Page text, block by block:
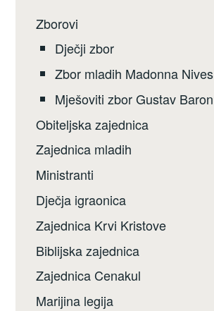
Zborovi
Dječji zbor
Zbor mladih Madonna Nives
Mješoviti zbor Gustav Baron
Obiteljska zajednica
Zajednica mladih
Ministranti
Dječja igraonica
Zajednica Krvi Kristove
Biblijska zajednica
Zajednica Cenakul
Marijina legija